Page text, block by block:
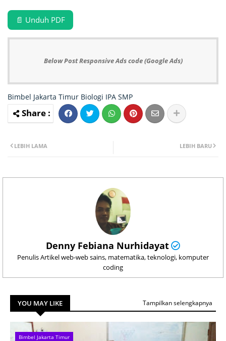
📄 Unduh PDF
Below Post Responsive Ads code (Google Ads)
Bimbel Jakarta Timur Biologi IPA SMP
LEBIH BARU
LEBIH LAMA
Denny Febiana Nurhidayat
Penulis Artikel web-web sains, matematika, teknologi, komputer
coding
YOU MAY LIKE Tampilkan selengkapnya
Bimbel Jakarta Timur